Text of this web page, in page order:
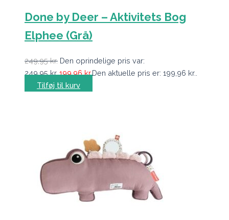
Done by Deer – Aktivitets Bog
Elphee (Grå)
249,95kr. Den oprindelige pris var:
249,95 kr..199,96kr.Den aktuelle pris er: 199,96 kr..
Tilføj til kurv